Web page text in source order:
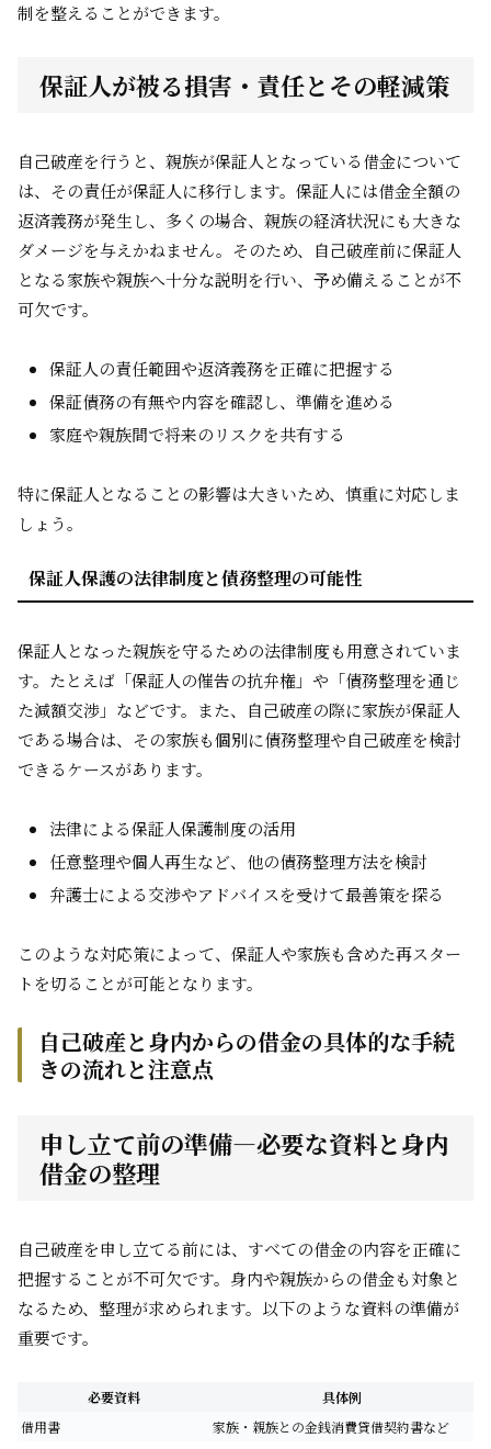
制を整えることができます。
保証人が被る損害・責任とその軽減策
自己破産を行うと、親族が保証人となっている借金について
は、その責任が保証人に移行します。保証人には借金全額の
返済義務が発生し、多くの場合、親族の経済状況にも大きな
ダメージを与えかねません。そのため、自己破産前に保証人
となる家族や親族へ十分な説明を行い、予め備えることが不
可欠です。
保証人の責任範囲や返済義務を正確に把握する
保証債務の有無や内容を確認し、準備を進める
家庭や親族間で将来のリスクを共有する
特に保証人となることの影響は大きいため、慎重に対応しま
しょう。
保証人保護の法律制度と債務整理の可能性
保証人となった親族を守るための法律制度も用意されていま
す。たとえば「保証人の催告の抗弁権」や「債務整理を通じ
た減額交渉」などです。また、自己破産の際に家族が保証人
である場合は、その家族も個別に債務整理や自己破産を検討
できるケースがあります。
法律による保証人保護制度の活用
任意整理や個人再生など、他の債務整理方法を検討
弁護士による交渉やアドバイスを受けて最善策を探る
このような対応策によって、保証人や家族も含めた再スター
トを切ることが可能となります。
自己破産と身内からの借金の具体的な手続
きの流れと注意点
申し立て前の準備―必要な資料と身内
借金の整理
自己破産を申し立てる前には、すべての借金の内容を正確に
把握することが不可欠です。身内や親族からの借金も対象と
なるため、整理が求められます。以下のような資料の準備が
重要です。
必要資料
具体例
借用書
家族・親族との金銭消費貸借契約書など